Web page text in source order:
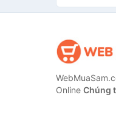
Online Chúng